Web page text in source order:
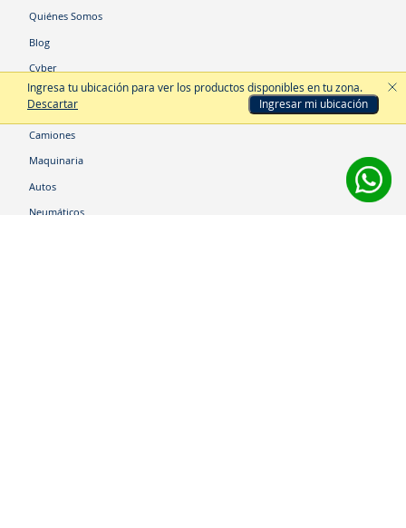
Ingresa tu ubicación para ver los productos disponibles en tu zona.
Descartar
Ingresar mi ubicación
Quiénes Somos
Blog
Cyber
Categorías
Camiones
Maquinaria
Autos
Neumáticos